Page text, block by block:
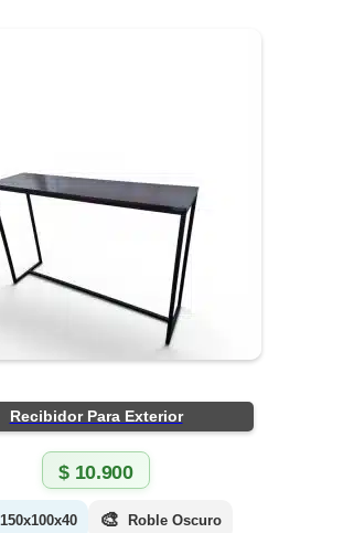
Recibidor Para Exterior
$10.900
150x100x40 🎨 Roble Oscuro